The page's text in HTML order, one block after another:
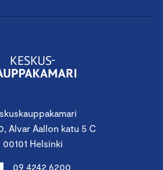
Alvar Aallon katu 5 C
00101 Helsinki
09 4242 6200